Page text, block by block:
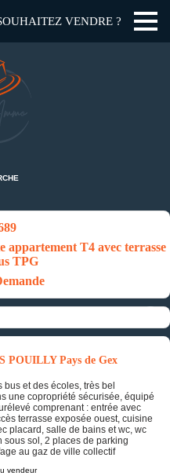
VENDRE ?
T4 avec terrasse
TPG
POUILLY Pays de Gex
et des écoles, très bel
une copropriété sécurisée, équipé
comprenant : entrée avec
terrasse exposée ouest, cuisine
placard, salle de bains et wc, wc
sous sol, 2 places de parking
au gaz de ville collectif
vendeur